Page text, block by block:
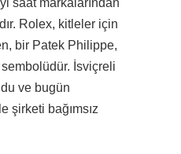
saat markalarından
Rolex, kitleler için
bir Patek Philippe,
İsviçreli
ve bugün
şirketi bağımsız